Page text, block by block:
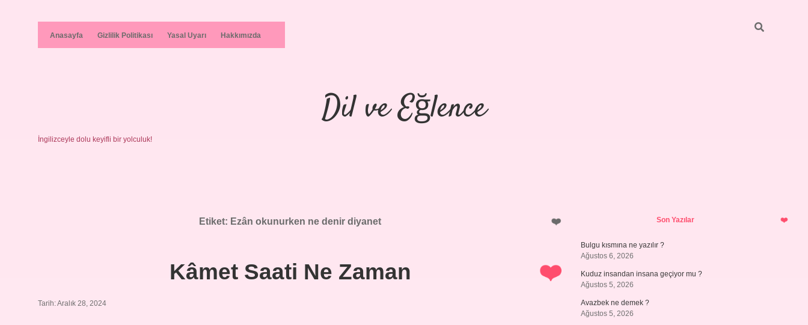
Anasayfa Gizlilik Politikası Yasal Uyarı Hakkımızda
Dil ve Eğlence
İngilizceyle dolu keyifli bir yolculuk!
Etiket: Ezân okunurken ne denir diyanet
Kâmet Saati Ne Zaman
Tarih: Aralık 28, 2024
SidebarSon Yazılar
Bulgu kısmına ne yazılır ?
Ağustos 6, 2026
Kuduz insandan insana geçiyor mu ?
Ağustos 5, 2026
Avazbek ne demek ?
Ağustos 5, 2026